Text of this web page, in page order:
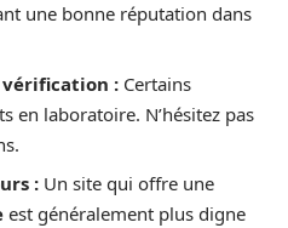
une bonne réputation dans
vérification : Certains
en laboratoire. N’hésitez pas
: Un site qui offre une
est généralement plus digne